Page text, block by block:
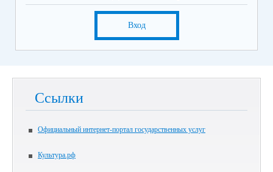
Вход
Ссылки
Официальный интернет-портал государственных услуг
Культура.рф